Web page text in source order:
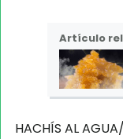
Artículo
HACHÍS AL